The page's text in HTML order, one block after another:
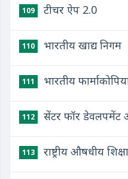
109 टीचर ऐप 2.0
110 भारतीय खाद्य निगम
111 भारतीय
112 सेंटर फॉर डेवलपमेंट
113 राष्ट्रीय औषधीय